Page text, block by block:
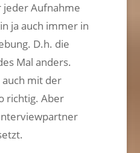
jeder Aufnahme
ja auch immer in
D.h. die
Mal anders.
mit der
richtig. Aber